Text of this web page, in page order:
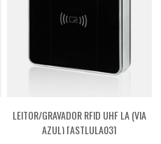
LEITOR/GRAVADOR RFID UHF LA (VIA
AZUL) [ASTLULA03]